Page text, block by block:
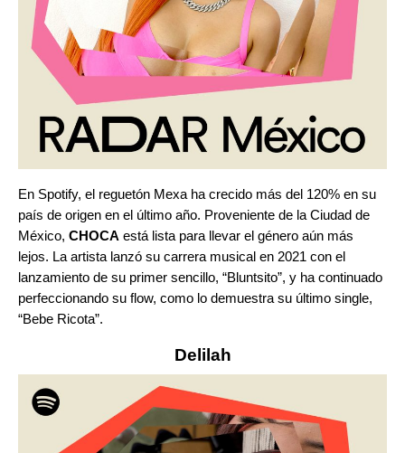
En Spotify, el reguetón Mexa ha crecido más del 120% en su
país de origen en el último año. Proveniente de la Ciudad de
México, CHOCA está lista para llevar el género aún más
lejos. La artista lanzó su carrera musical en 2021 con el
lanzamiento de su primer sencillo, “Bluntsito”, y ha continuado
perfeccionando su flow, como lo demuestra su último single,
“Bebe Ricota”.
Delilah